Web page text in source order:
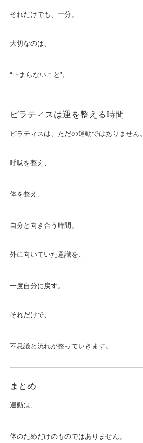
それだけでも、十分。
大切なのは、
“止まらないこと”。
ピラティスは運を整える時間
ピラティスは、ただの運動ではありません。
呼吸を整え、
体を整え、
自分と向き合う時間。
外に向いていた意識を、
一度自分に戻す。
それだけで、
不思議と流れが整っていきます。
まとめ
運動は、
体のためだけのものではありません。